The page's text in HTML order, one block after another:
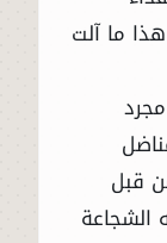
ما آلت
قبل
الشجاعة